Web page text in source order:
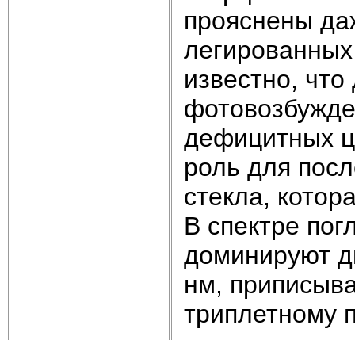
прояснены
известно,
дефицитных
роль для
стекла,
В спектре
доминируют
нм,
триплетному